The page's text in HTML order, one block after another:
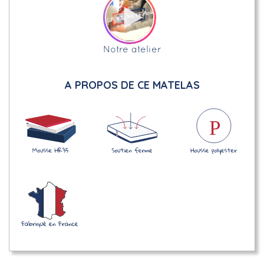
Notre atelier
A PROPOS DE CE MATELAS